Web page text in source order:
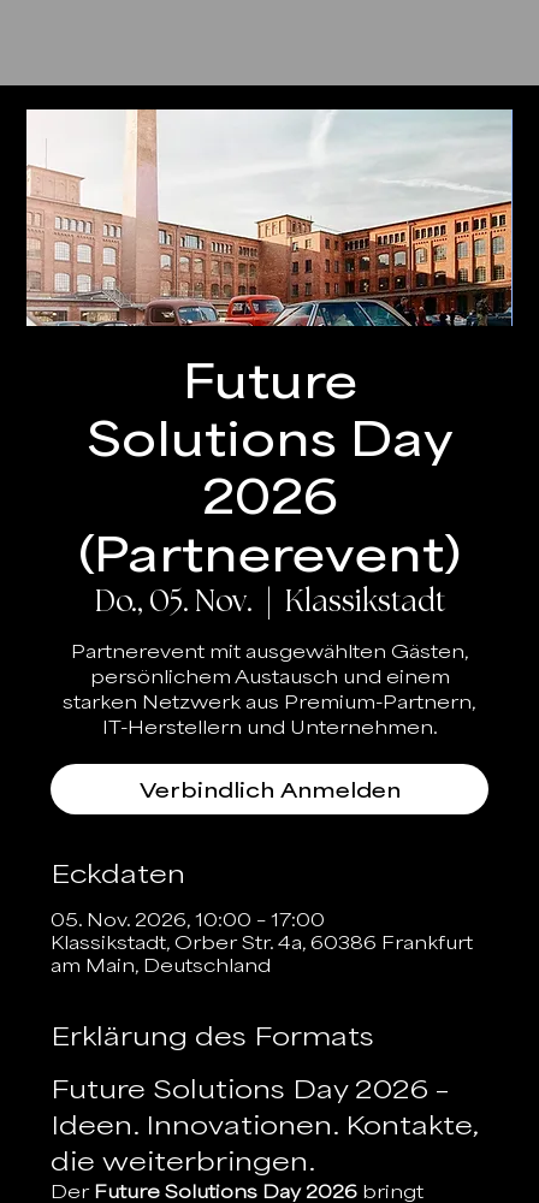
Future
Solutions Day
2026
(Partnerevent)
Do., 05. Nov.
  |
Klassikstadt
Partnerevent mit ausgewählten Gästen,
persönlichem Austausch und einem
starken Netzwerk aus Premium-Partnern,
IT-Herstellern und Unternehmen.
Verbindlich Anmelden
Eckdaten
05. Nov. 2026, 10:00 – 17:00
Klassikstadt, Orber Str. 4a, 60386 Frankfurt
am Main, Deutschland
Erklärung des Formats
Future Solutions Day 2026 –
Ideen. Innovationen. Kontakte,
die weiterbringen.
Der Future Solutions Day 2026 bringt